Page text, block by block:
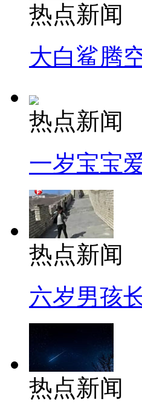
热点新闻
大白鲨腾
热点新闻
一岁宝宝
热点新闻
六岁男孩
热点新闻